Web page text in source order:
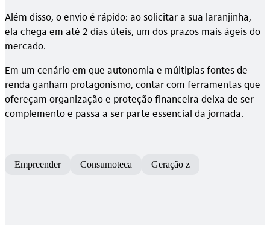
Além disso, o envio é rápido: ao solicitar a sua laranjinha,
ela chega em até 2 dias úteis, um dos prazos mais ágeis do
mercado.
Em um cenário em que autonomia e múltiplas fontes de
renda ganham protagonismo, contar com ferramentas que
ofereçam organização e proteção financeira deixa de ser
complemento e passa a ser parte essencial da jornada.
Empreender Consumoteca Geração z